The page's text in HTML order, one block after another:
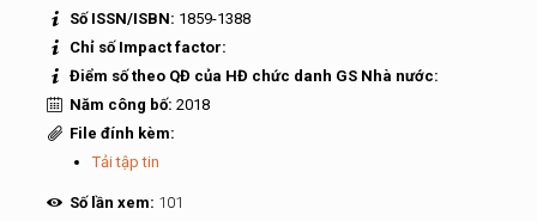
Số ISSN/ISBN: 1859-1388
Chỉ số Impact factor:
Điểm số theo QĐ của HĐ chức danh GS Nhà nước:
Năm công bố: 2018
File đính kèm:
Tải tập tin
Số lần xem: 101